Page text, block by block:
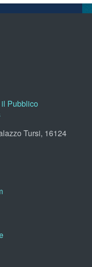
Pubblico
Tursi, 16124